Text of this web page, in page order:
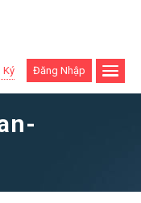
Ký Đăng Nhập